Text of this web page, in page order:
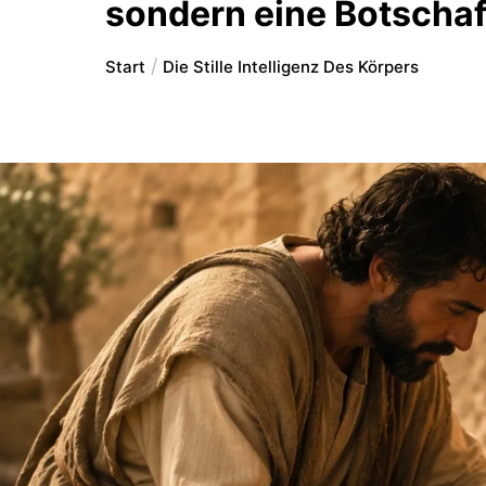
sondern eine
Start Die Stille Intelligenz Des Körpers